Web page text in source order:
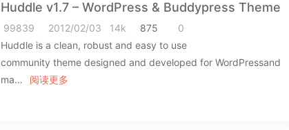
Huddle v1.7 – WordPress & Buddypress Theme
99839 2012/02/03 14k 875
0
Huddle is a clean, robust and easy to use
community theme designed and developed for WordPressand
ma…
阅读更多